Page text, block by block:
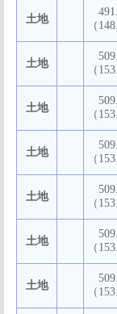
土地
（
土地
（
土地
（
土地
（
土地
（
土地
（
土地
（